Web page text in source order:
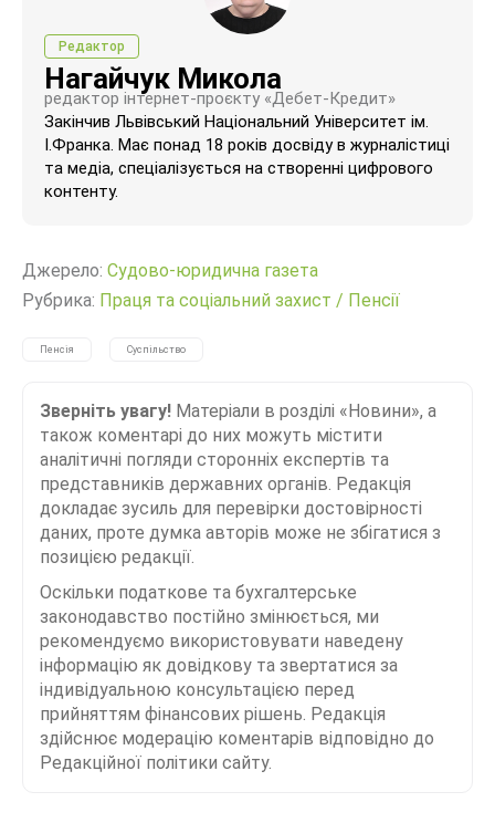
Редактор
Нагайчук Микола
редактор інтернет-проєкту «Дебет-Кредит»
Закінчив Львівський Національний Університет ім.
І.Франка. Має понад 18 років досвіду в журналістиці
та медіа, спеціалізується на створенні цифрового
контенту.
Джерело: Судово-юридична газета
Рубрика: Праця та соціальний захист / Пенсії
Пенсія Суспільство
Зверніть увагу! Матеріали в розділі «Новини», а
також коментарі до них можуть містити
аналітичні погляди сторонніх експертів та
представників державних органів. Редакція
докладає зусиль для перевірки достовірності
даних, проте думка авторів може не збігатися з
позицією редакції.
Оскільки податкове та бухгалтерське
законодавство постійно змінюється, ми
рекомендуємо використовувати наведену
інформацію як довідкову та звертатися за
індивідуальною консультацією перед
прийняттям фінансових рішень. Редакція
здійснює модерацію коментарів відповідно до
Редакційної політики сайту.